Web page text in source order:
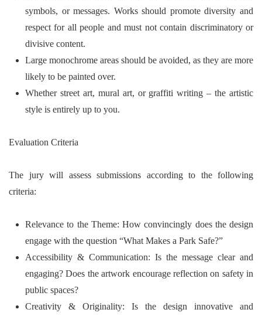
symbols, or messages. Works should promote diversity and
respect for all people and must not contain discriminatory or
divisive content.
Large monochrome areas should be avoided, as they are more
likely to be painted over.
Whether street art, mural art, or graffiti writing – the artistic
style is entirely up to you.
Evaluation Criteria
The jury will assess submissions according to the following
criteria:
Relevance to the Theme: How convincingly does the design
engage with the question “What Makes a Park Safe?”
Accessibility & Communication: Is the message clear and
engaging? Does the artwork encourage reflection on safety in
public spaces?
Creativity & Originality: Is the design innovative and